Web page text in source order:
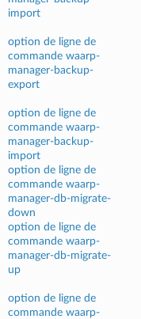
import
option de ligne de
commande waarp-
manager-backup-
export
option de ligne de
commande waarp-
manager-backup-
import
option de ligne de
commande waarp-
manager-db-migrate-
down
option de ligne de
commande waarp-
manager-db-migrate-
up
option de ligne de
commande waarp-